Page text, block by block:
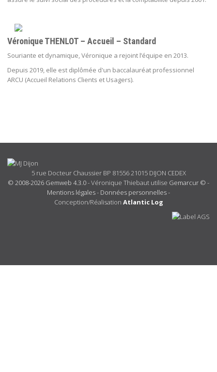
Véronique THENLOT – Accueil – Standard
Souriante et dynamique, Véronique a rejoint l’équipe en 2013.
Depuis 2019, elle est diplômée d'un baccalauréat professionnel
ARCU (Accueil Relations Clients et Usagers).
5 rue Docteur Chaussier BP 81556 21015 DIJON CEDEX
© 2008-2026 Gemweb 4.3.0- Véronique Thiebaut utilise Gemarcur © -
Mentions légales- Données personnelles-
Conception/Réalisation Atlantic Log